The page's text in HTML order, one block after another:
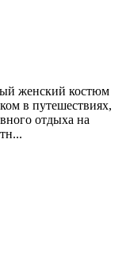
женский костюм
в путешествиях,
отдыха на